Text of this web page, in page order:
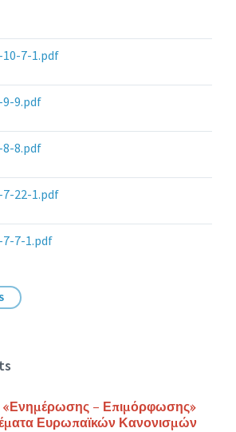
7-1.pdf
9.pdf
8.pdf
22-1.pdf
7-1.pdf
«Ενημέρωσης – Επιμόρφωσης»
Ευρωπαϊκών Κανονισμών